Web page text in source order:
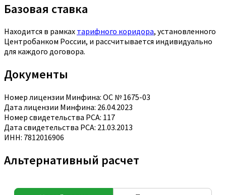
Базовая ставка
Находится в рамках тарифного коридора, установленного
Центробанком России, и рассчитывается индивидуально
для каждого договора.
Документы
Номер лицензии Минфина: ОС № 1675-03
Дата лицензии Минфина: 26.04.2023
Номер свидетельства РСА: 117
Дата свидетельства РСА: 21.03.2013
ИНН: 7812016906
Альтернативный расчет